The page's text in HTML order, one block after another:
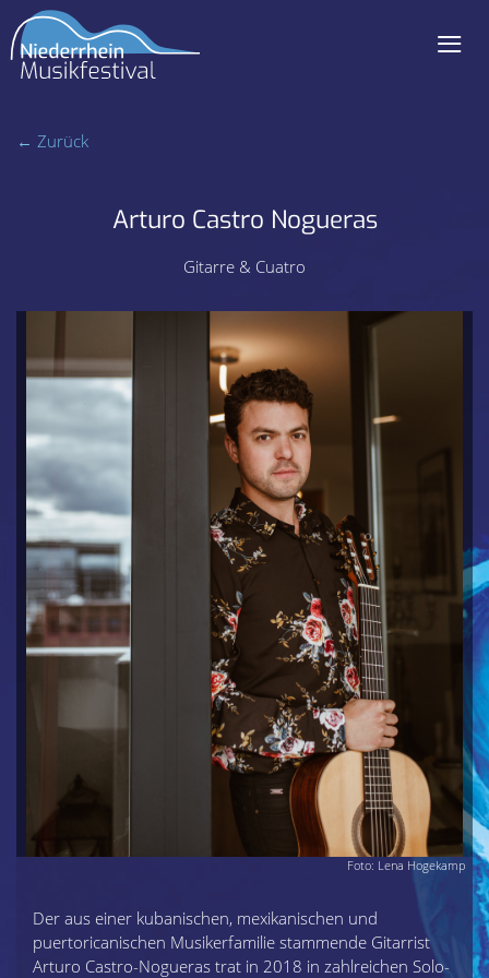
≡
← Zurück
Arturo Castro Nogueras
Gitarre & Cuatro
Der aus einer kubanischen, mexikanischen und
puertoricanischen Musikerfamilie stammende Gitarrist
Arturo Castro-Nogueras trat in 2018 in zahlreichen Solo-
Foto: Lena Hogekamp